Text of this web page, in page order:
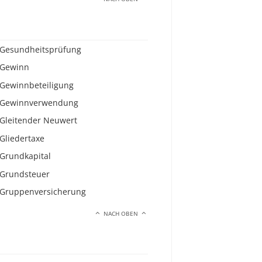
Gesundheitsprüfung
Gewinn
Gewinnbeteiligung
Gewinnverwendung
Gleitender Neuwert
Gliedertaxe
Grundkapital
Grundsteuer
Gruppenversicherung
NACH OBEN